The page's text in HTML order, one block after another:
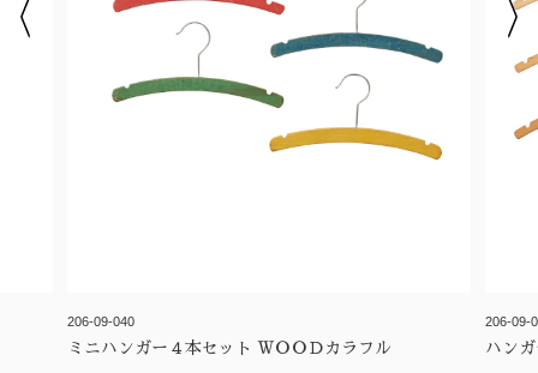
206-09-040
ミニハンガー４本セット ＷＯＯＤカラフル
206-09-
ハン